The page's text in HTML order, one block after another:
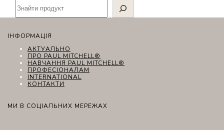
ІНФОРМАЦІЯ
АКТУАЛЬНО
ПРО PAUL MITCHELL®
НАВЧАННЯ PAUL MITCHELL®
ПРОФЕСІОНАЛАМ
INTERNATIONAL
КОНТАКТИ
МИ В СОЦІАЛЬНИХ МЕРЕЖАХ